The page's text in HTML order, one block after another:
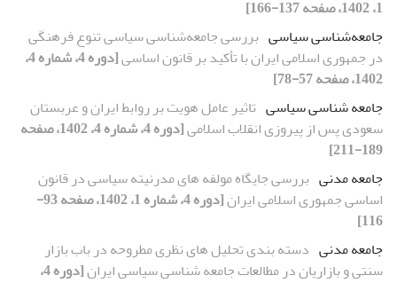
1، 1402، صفحه 137-166]
جامعه‌شناسی سیاسی بررسی جامعه‌شناسی سیاسی تنوع فرهنگی
در جمهوری اسلامی ایران با تأکید بر قانون اساسی
[دوره 4، شماره 4،
1402، صفحه 57-78]
جامعه شناسی سیاسی تاثیر عامل هویت بر روابط ایران و عربستان
سعودی پس از پیروزی انقلاب اسلامی
[دوره 4، شماره 4، 1402، صفحه
189-211]
جامعه مدنی بررسی جایگاه مولفه های مدرنیته سیاسی در قانون
اساسی جمهوری اسلامی ایران
[دوره 4، شماره 1، 1402، صفحه 93-
116]
جامعه مدنی دسته بندی تحلیل های نظری مطروحه در باب بازار
سنتی و بازاریان در مطالعات جامعه شناسی سیاسی ایران
[دوره 4،